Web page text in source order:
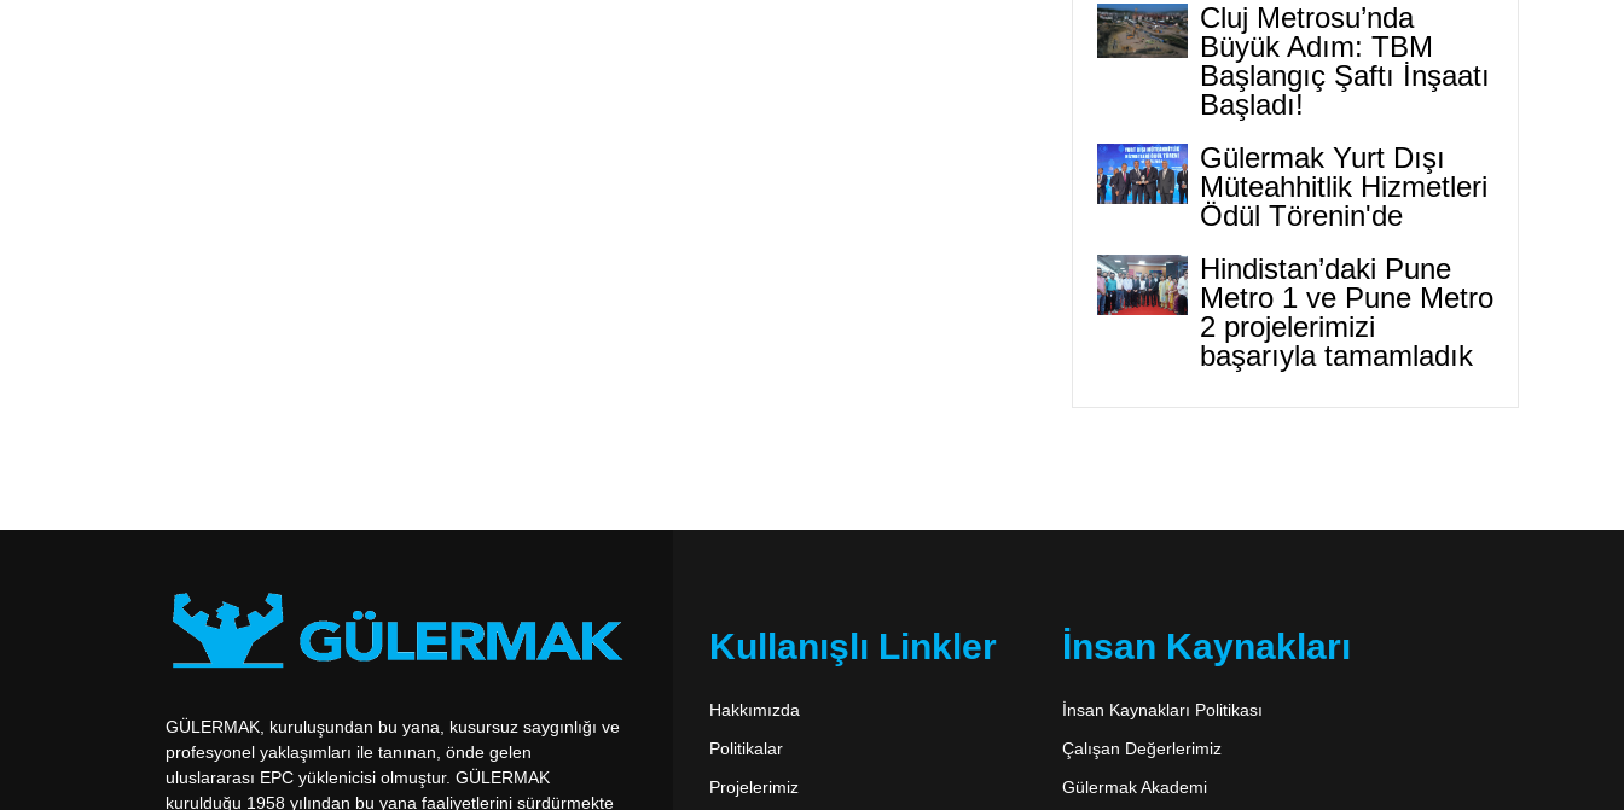
Cluj Metrosu’nda
Büyük Adım: TBM
Başlangıç Şaftı İnşaatı
Başladı!
Gülermak Yurt Dışı
Müteahhitlik Hizmetleri
Ödül Törenin'de
Hindistan’daki Pune
Metro 1 ve Pune Metro
2 projelerimizi
başarıyla tamamladık
GÜLERMAK, kuruluşundan bu yana, kusursuz saygınlığı ve
profesyonel yaklaşımları ile tanınan, önde gelen
uluslararası EPC yüklenicisi olmuştur. GÜLERMAK
kurulduğu 1958 yılından bu yana faaliyetlerini sürdürmekte
Kullanışlı Linkler
Hakkımızda
Politikalar
Projelerimiz
İnsan Kaynakları
İnsan Kaynakları Politikası
Çalışan Değerlerimiz
Gülermak Akademi